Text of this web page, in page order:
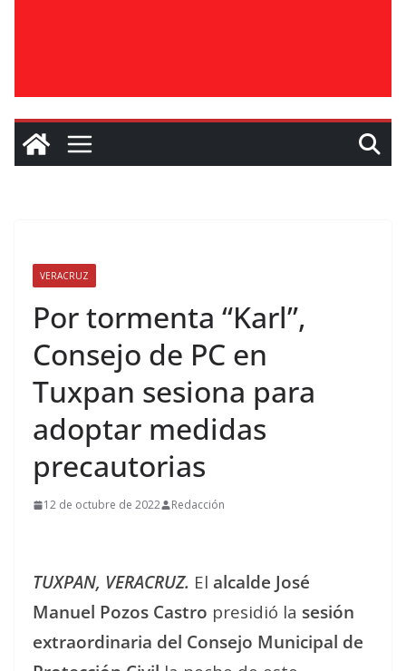
VERACRUZ
Por tormenta “Karl”,
Consejo de PC en
Tuxpan sesiona para
adoptar medidas
precautorias
12 de octubre de 2022 Redacción
TUXPAN, VERACRUZ. El alcalde José
Manuel Pozos Castro presidió la sesión
extraordinaria del Consejo Municipal de